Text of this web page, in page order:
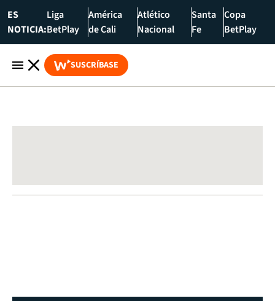
ES
NOTICIA:
Liga
BetPlay
América
de Cali
Atlético
Nacional
Santa
Fe
Copa
BetPlay
SUSCRÍBASE